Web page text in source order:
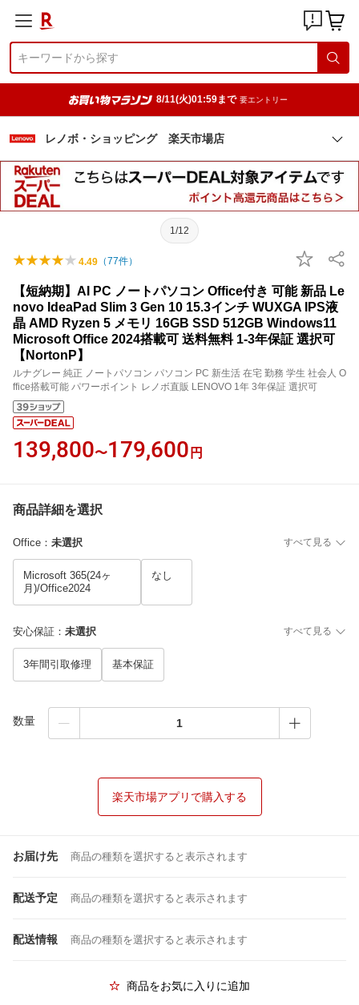
8/11(火)01:59まで 要エントリー
レノボ・ショッピング 楽天市場店
1/12
4.49 （77件）
【短納期】AI PC ノートパソコン Office付き 可能 新品 Le
novo IdeaPad Slim 3 Gen 10 15.3インチ WUXGA IPS液
晶 AMD Ryzen 5 メモリ 16GB SSD 512GB Windows11
Microsoft Office 2024搭載可 送料無料 1-3年保証 選択可
【NortonP】
ルナグレー 純正 ノートパソコン パソコン PC 新生活 在宅 勤務 学生 社会人 O
ffice搭載可能 パワーポイント レノボ直販 LENOVO 1年 3年保証 選択可
139,800〜179,600 円
商品詳細を選択
Office ： 未選択 すべて見る
Microsoft 365(24ヶ
月)/Office2024
なし
安心保証 ： 未選択 すべて見る
3年間引取修理 基本保証
数量
楽天市場アプリで購入する
お届け先 商品の種類を選択すると表示されます
配送予定 商品の種類を選択すると表示されます
配送情報 商品の種類を選択すると表示されます
商品をお気に入りに追加